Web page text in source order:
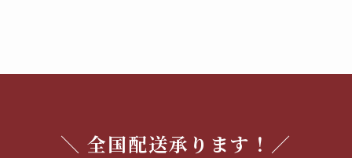
＼ 全国配送承ります！／